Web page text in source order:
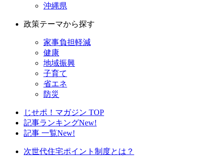
沖縄県
政策テーマから探す
家事負担軽減
健康
地域振興
子育て
省エネ
防災
じせポ！マガジン TOP
記事ランキングNew!
記事 一覧New!
次世代住宅ポイント制度とは？